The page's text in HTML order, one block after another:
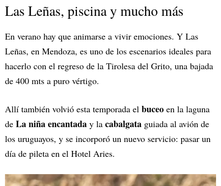
Las Leñas, piscina y mucho más
En verano hay que animarse a vivir emociones. Y Las
Leñas, en Mendoza, es uno de los escenarios ideales para
hacerlo con el regreso de la Tirolesa del Grito, una bajada
de 400 mts a puro vértigo.
Allí también volvió esta temporada el buceo en la laguna
de La niña encantada y la cabalgata guiada al avión de
los uruguayos, y se incorporó un nuevo servicio: pasar un
día de pileta en el Hotel Aries.